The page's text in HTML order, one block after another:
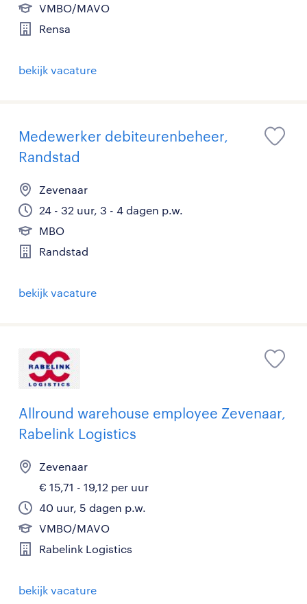
VMBO/MAVO
Rensa
bekijk vacature
Medewerker debiteurenbeheer,
Randstad
Zevenaar
24 - 32 uur, 3 - 4 dagen p.w.
MBO
Randstad
bekijk vacature
Allround warehouse employee Zevenaar,
Rabelink Logistics
Zevenaar
€ 15,71 - 19,12 per uur
40 uur, 5 dagen p.w.
VMBO/MAVO
Rabelink Logistics
bekijk vacature